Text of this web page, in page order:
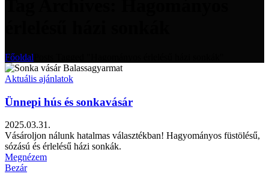
Főoldal
Aktuális ajánlatok
Ünnepi hús és sonkavásár
2025.03.31.
Vásároljon nálunk hatalmas választékban! Hagyományos füstölésű,
sózású és érlelésű házi sonkák.
Megnézem
Bezár